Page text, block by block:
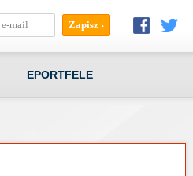
EPORTFELE